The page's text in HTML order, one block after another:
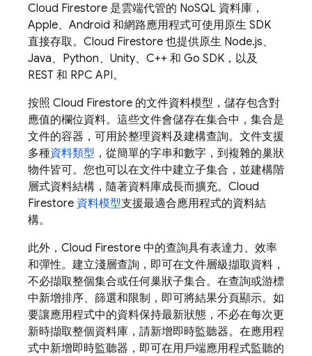
Cloud Firestore 是雲端代管的 NoSQL 資料庫，
Apple、Android 和網路應用程式可使用原生 SDK
直接存取。 Cloud Firestore 也提供原生 Node.js、
Java、Python、Unity、C++ 和 Go SDK，以及
REST 和 RPC API。
按照 Cloud Firestore 的文件資料模型，儲存包含對
應值的欄位資料。這些文件會儲存在集合中，集合是
文件的容器，可用於整理資料及建構查詢。文件支援
多種資料類型 ，從簡單的字串和數字，到複雜的巢狀
物件皆可。您也可以在文件中建立子集合，並建構階
層式資料結構，隨著資料庫成長而擴充。 Cloud
Firestore 資料模型支援最適合應用程式的資料結
構。
此外， Cloud Firestore 中的查詢具有表達力、效率
和彈性。建立淺層查詢，即可在文件層級擷取資料，
不必擷取整個集合或任何巢狀子集合。在查詢或游標
中新增排序、篩選和限制，即可將結果分頁顯示。如
要讓應用程式中的資料保持最新狀態，不必在每次更
新時擷取整個資料庫，請新增即時監聽器。在應用程
式中新增即時監聽器，即可在用戶端應用程式監聽的